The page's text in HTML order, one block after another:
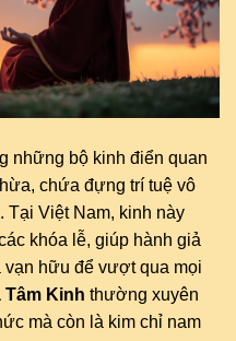
những bộ kinh điển quan
chứa đựng trí tuệ vô
Tại Việt Nam, kinh này
khóa lễ, giúp hành giả
vạn hữu để vượt qua mọi
Tâm Kinh thường xuyên
mà còn là kim chỉ nam